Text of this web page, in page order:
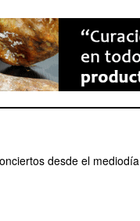
desde el mediodía